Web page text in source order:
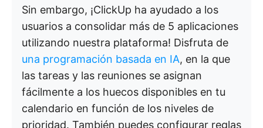
Sin embargo, ¡ClickUp ha ayudado a los
usuarios a consolidar más de 5 aplicaciones
utilizando nuestra plataforma! Disfruta de
una programación basada en IA, en la que
las tareas y las reuniones se asignan
fácilmente a los huecos disponibles en tu
calendario en función de los niveles de
prioridad. También puedes configurar reglas